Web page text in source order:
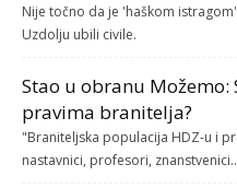
Nije točno da je 'haškom
Uzdolju ubili civile.
Stao u obranu
pravima branitelja?
"Braniteljska populacija HDZ-u i
nastavnici, profesori,